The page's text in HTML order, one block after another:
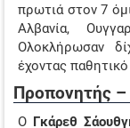
πρωτιά στον 7
Αλβανία,
Ολοκλήρωσαν
έχοντας
Προπονητής
Ο Γκάρεθ